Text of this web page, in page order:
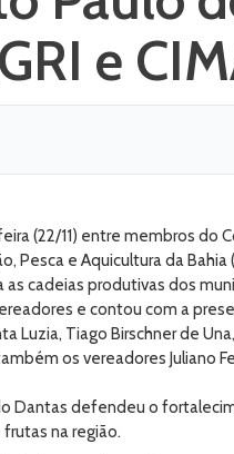
e
(22/11) entre membros
Pesca e Aquicultura da
cadeias produtivas dos
e contou com a
Luzia, Tiago Birschner de
os vereadores Juliano
Dantas defendeu o
na região.